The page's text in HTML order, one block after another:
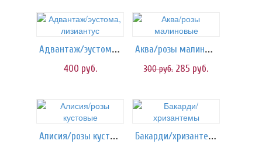
Адвантаж/эустома, лизиантус
400 руб.
Аква/розы малиновые
300руб. 285 руб.
Алисия/розы кустовые Бакарди/хризантемы